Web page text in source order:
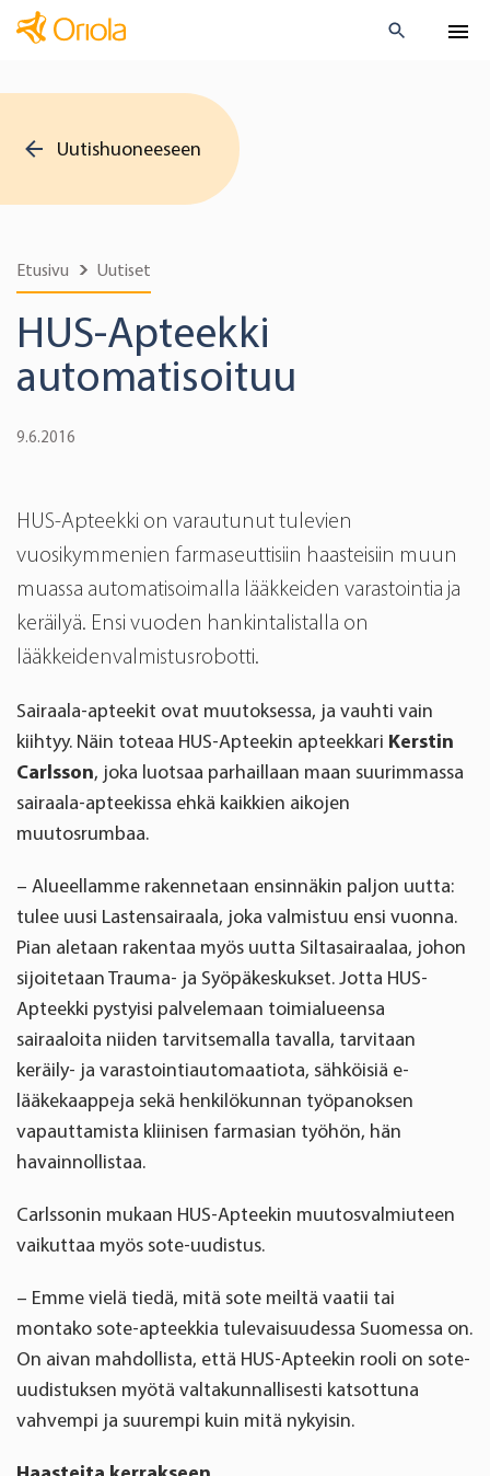
Uutishuoneeseen
Etusivu Uutiset
HUS-Apteekki
automatisoituu
9.6.2016
HUS-Apteekki on varautunut tulevien
vuosikymmenien farmaseuttisiin haasteisiin muun
muassa automatisoimalla lääkkeiden varastointia ja
keräilyä. Ensi vuoden hankintalistalla on
lääkkeidenvalmistusrobotti.
Sairaala-apteekit ovat muutoksessa, ja vauhti vain
kiihtyy. Näin toteaa HUS-Apteekin apteekkari Kerstin
Carlsson, joka luotsaa parhaillaan maan suurimmassa
sairaala-apteekissa ehkä kaikkien aikojen
muutosrumbaa.
– Alueellamme rakennetaan ensinnäkin paljon uutta:
tulee uusi Lastensairaala, joka valmistuu ensi vuonna.
Pian aletaan rakentaa myös uutta Siltasairaalaa, johon
sijoitetaan Trauma- ja Syöpäkeskukset. Jotta HUS-
Apteekki pystyisi palvelemaan toimialueensa
sairaaloita niiden tarvitsemalla tavalla, tarvitaan
keräily- ja varastointiautomaatiota, sähköisiä e-
lääkekaappeja sekä henkilökunnan työpanoksen
vapauttamista kliinisen farmasian työhön, hän
havainnollistaa.
Carlssonin mukaan HUS-Apteekin muutosvalmiuteen
vaikuttaa myös sote-uudistus.
– Emme vielä tiedä, mitä sote meiltä vaatii tai
montako sote-apteekkia tulevaisuudessa Suomessa on.
On aivan mahdollista, että HUS-Apteekin rooli on sote-
uudistuksen myötä valtakunnallisesti katsottuna
vahvempi ja suurempi kuin mitä nykyisin.